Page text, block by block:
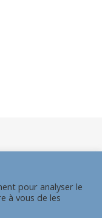
pour analyser le
à vous de les